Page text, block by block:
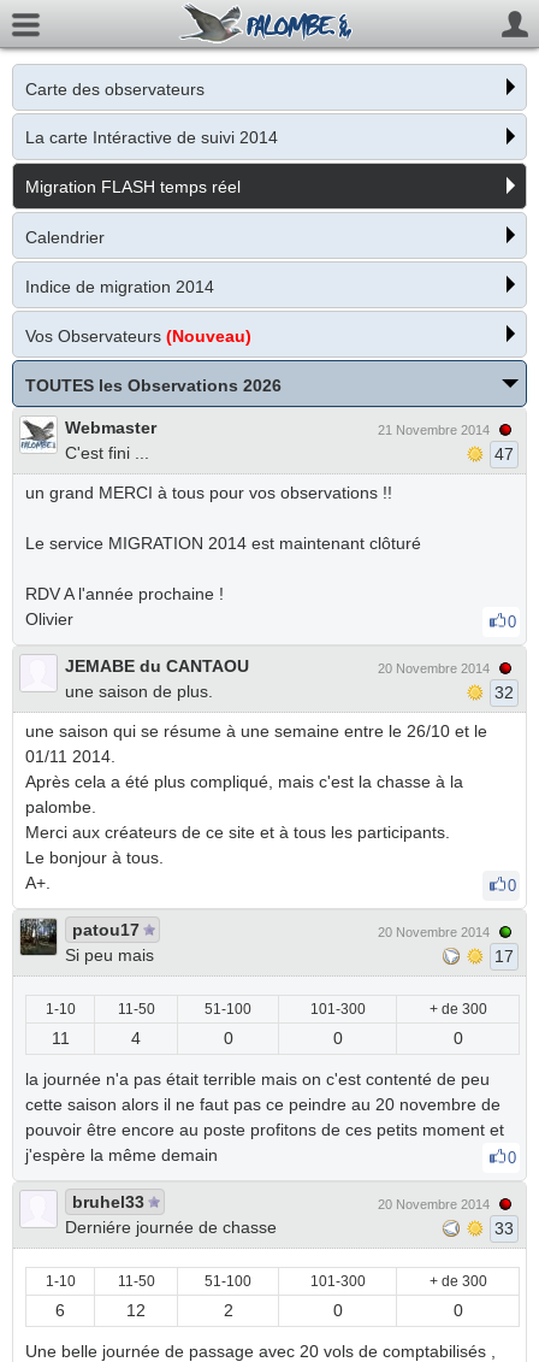
Carte des observateurs
La carte Intéractive de suivi 2014
Migration FLASH temps réel
Calendrier
Indice de migration 2014
Vos Observateurs (Nouveau)
TOUTES les Observations 2026
Webmaster
C'est fini ...
21 Novembre 2014
47
un grand MERCI à tous pour vos observations !!
Le service MIGRATION 2014 est maintenant clôturé
RDV A l'année prochaine !
Olivier
0
JEMABE du CANTAOU
une saison de plus.
20 Novembre 2014
32
une saison qui se résume à une semaine entre le 26/10 et le
01/11 2014.
Après cela a été plus compliqué, mais c'est la chasse à la
palombe.
Merci aux créateurs de ce site et à tous les participants.
Le bonjour à tous.
A+.
0
patou17
Si peu mais
20 Novembre 2014
17
1-10 11-50 51-100 101-300 + de 300
11 4 0 0 0
la journée n'a pas était terrible mais on c'est contenté de peu
cette saison alors il ne faut pas ce peindre au 20 novembre de
pouvoir être encore au poste profitons de ces petits moment et
j'espère la même demain
0
bruhel33
Derniére journée de chasse
20 Novembre 2014
33
1-10 11-50 51-100 101-300 + de 300
6 12 2 0 0
Une belle journée de passage avec 20 vols de comptabilisés ,